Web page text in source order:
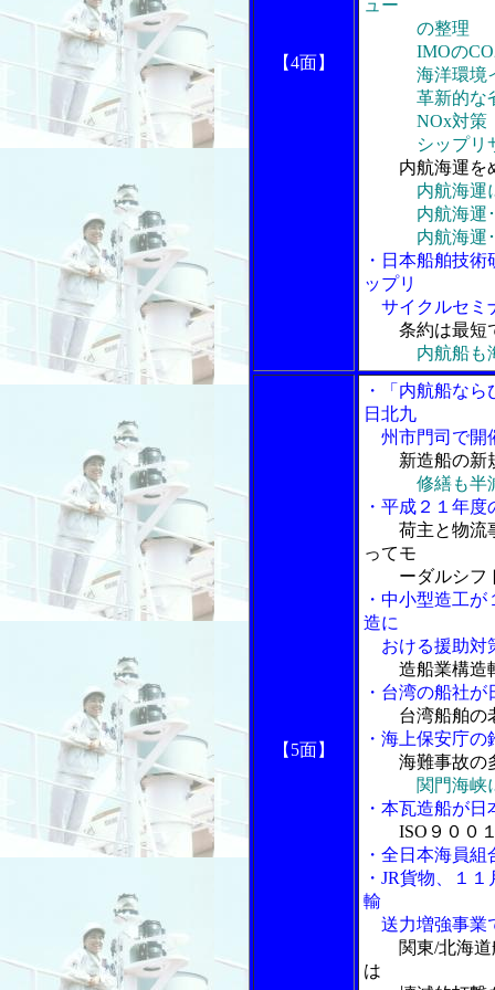
【4面】
ュー
の整理
IMOのCO2
海洋環境イ
革新的な省
NOx対策
シップリサ
内航海運を
内航海運
内航海運･内
内航海運･内
・日本船舶技
ップリ
サイクルセミ
条約は最短
内航船も
【5面】
・「内航船な
日北九
州市門司で開
新造船の新
修繕も半
・平成２１年
荷主と物流
ってモ
ーダルシフ
・中小型造工
造に
おける援助対
造船業構造
・台湾の船社
台湾船舶の
・海上保安庁
海難事故の
関門海峡
・本瓦造船が
ISO９００
・全日本海員
・JR貨物、１
輸
送力増強事業
関東/北海
は